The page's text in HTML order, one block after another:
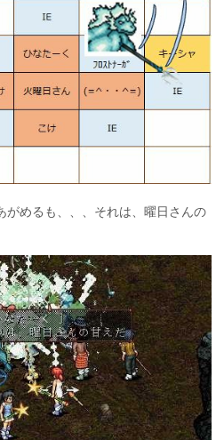
がめるも、、、それは、曜日さんの